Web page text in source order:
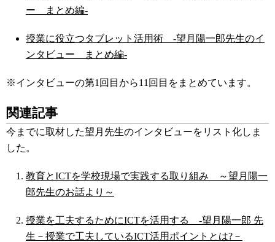
ー まとめ編‐
授業に役立つタブレット活用術 ‐望月陽一郎先生のイ
ンタビュー まとめ編‐
※インタビューの第1回目から11回目をまとめています。
関連記事
今までに取材した望月先生のインタビューをリスト化しま
した。
教育とICTを学校現場で実践する取り組み ～望月陽一
郎先生のお話より～
授業を工夫するためにICTを活用する -望月陽一郎 先
生－授業で工夫しているICT活用ポイントとは?－